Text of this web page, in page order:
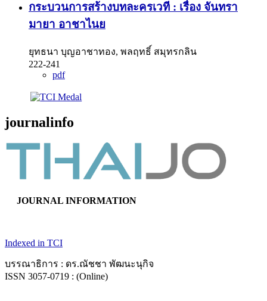
กระบวนการสร้างบทละครเวที : เรื่อง จันทรา
มายา อาชาไนย
ยุทธนา บุญอาชาทอง, พลฤทธิ์ สมุทรกลิน
222-241
pdf
journalinfo
JOURNAL INFORMATION
Indexed in TCI
บรรณาธิการ : ดร.ณัชชา พัฒนะนุกิจ
ISSN 3057-0719 : (Online)